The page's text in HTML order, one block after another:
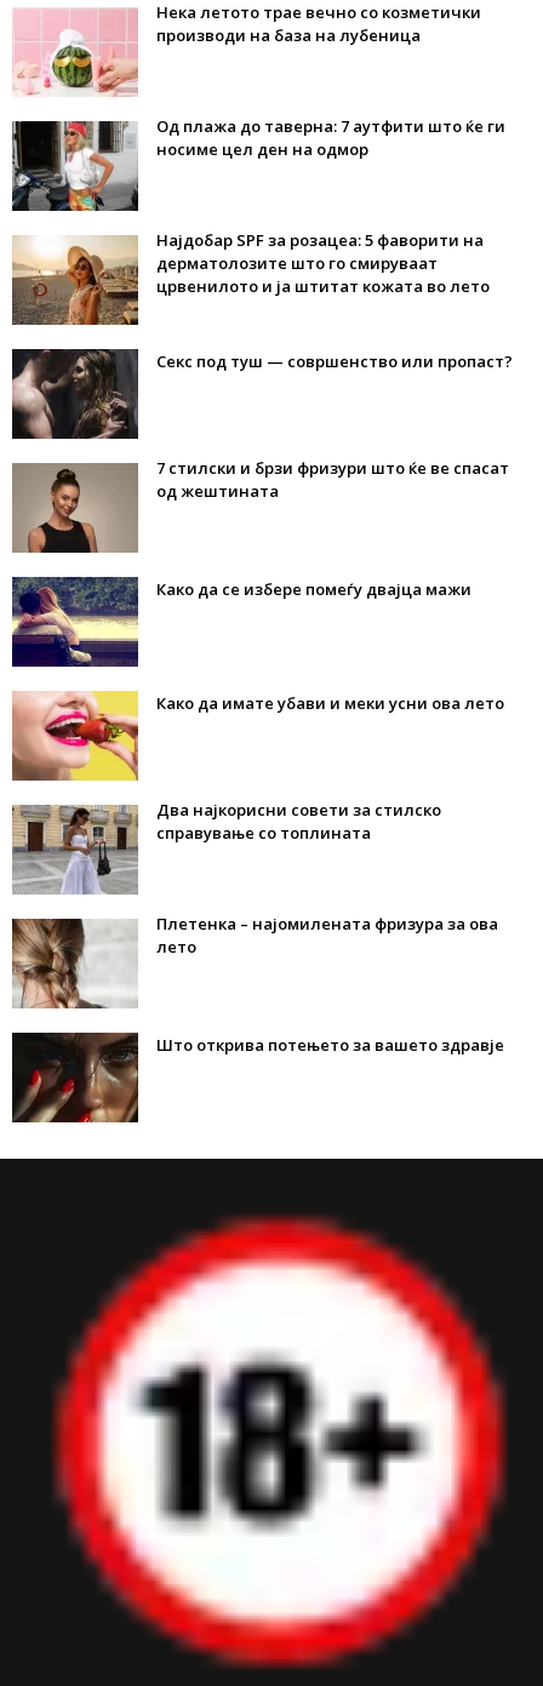
Нека летото трае вечно со козметички
производи на база на лубеница
Од плажа до таверна: 7 аутфити што ќе ги
носиме цел ден на одмор
Најдобар SPF за розацеа: 5 фаворити на
дерматолозите што го смируваат
црвенилото и ја штитат кожата во лето
Секс под туш — совршенство или пропаст?
7 стилски и брзи фризури што ќе ве спасат
од жештината
Како да се избере помеѓу двајца мажи
Како да имате убави и меки усни ова лето
Два најкорисни совети за стилско
справување со топлината
Плетенка – најомилената фризура за ова
лето
Што открива потењето за вашето здравје